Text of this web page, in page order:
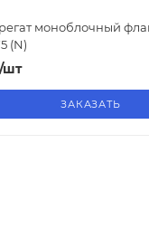
моноблочный
(N)
/шт
ЗАКАЗАТЬ